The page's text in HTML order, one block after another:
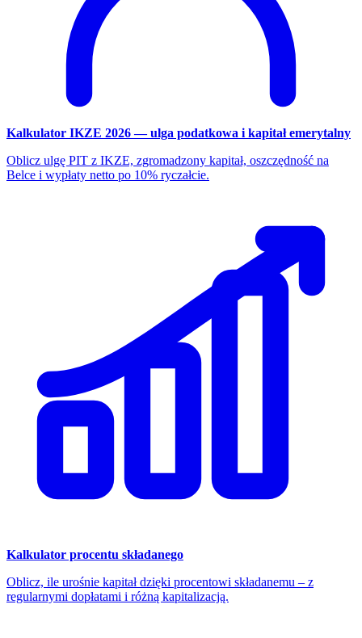
Kalkulator IKZE 2026 — ulga podatkowa i kapitał emerytalny
Oblicz ulgę PIT z IKZE, zgromadzony kapitał, oszczędność na
Belce i wypłaty netto po 10% ryczałcie.
Kalkulator procentu składanego
Oblicz, ile urośnie kapitał dzięki procentowi składanemu – z
regularnymi dopłatami i różną kapitalizacją.